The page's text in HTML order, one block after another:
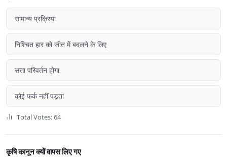
सामान्य प्रक्रिया
निश्चित हार को जीत में बदलने के लिए
सत्ता परिवर्तन होगा
कोई फर्क नहीं पड़ता
Total Votes: 64
कृषि कानून क्यों वापस लिए गए